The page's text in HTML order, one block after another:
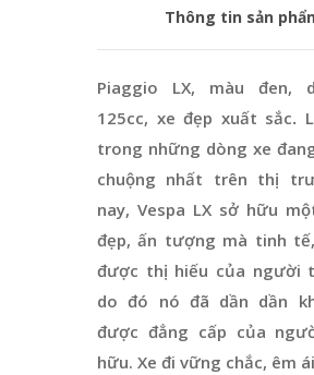
Thông tin sản
Piaggio LX, màu đen,
125cc, xe đẹp xuất sắc.
trong những dòng xe
chuộng nhất trên thị
nay, Vespa LX sở hữu
đẹp, ấn tượng mà tinh
được thị hiếu của người
do đó nó đã dần dần
được đẳng cấp của
hữu. Xe đi vững chắc, êm